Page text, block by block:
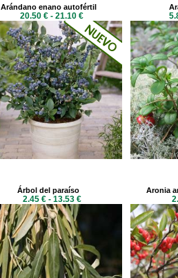
Arándano enano autofértil
20.50 € - 21.10 €
Árbol del paraíso
2.45 € - 13.53 €
Aronia